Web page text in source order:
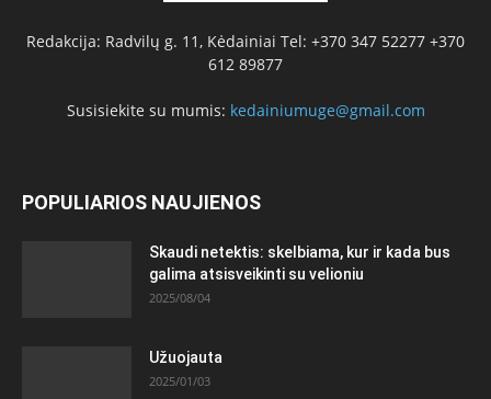
Redakcija: Radvilų g. 11, Kėdainiai Tel: +370 347 52277 +370
612 89877
Susisiekite su mumis: kedainiumuge@gmail.com
POPULIARIOS NAUJIENOS
Skaudi netektis: skelbiama, kur ir kada bus
galima atsisveikinti su velioniu
2025/08/04
Užuojauta
2025/01/03